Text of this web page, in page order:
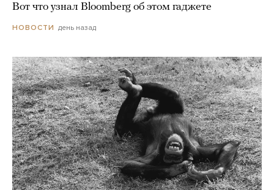
Вот что узнал Bloomberg об этом гаджете
НОВОСТИ день назад